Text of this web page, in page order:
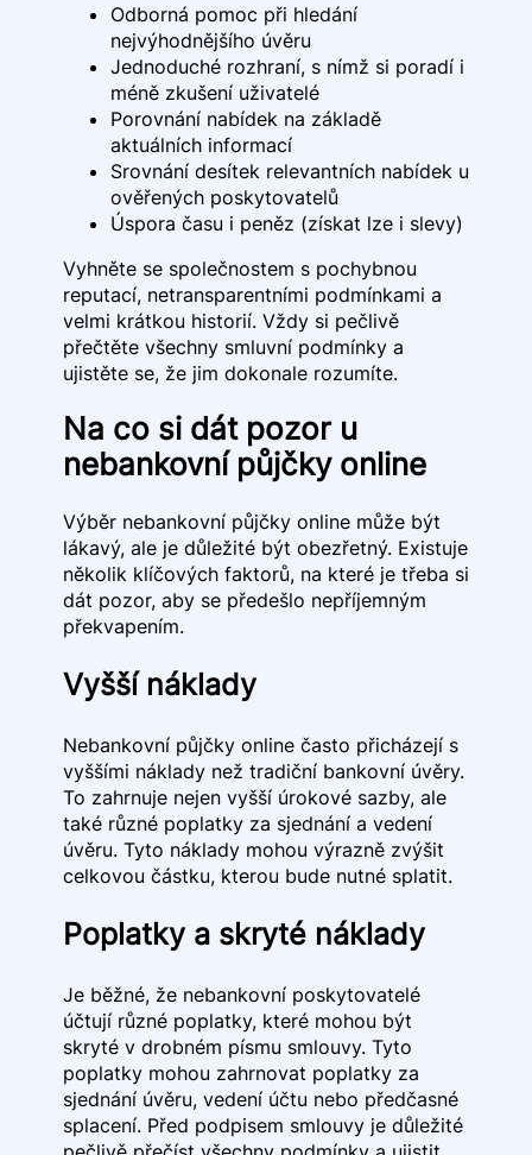
Odborná pomoc při hledání
nejvýhodnějšího úvěru
Jednoduché rozhraní, s nímž si poradí i
méně zkušení uživatelé
Porovnání nabídek na základě
aktuálních informací
Srovnání desítek relevantních nabídek u
ověřených poskytovatelů
Úspora času i peněz (získat lze i slevy)
Vyhněte se společnostem s pochybnou
reputací, netransparentními podmínkami a
velmi krátkou historií. Vždy si pečlivě
přečtěte všechny smluvní podmínky a
ujistěte se, že jim dokonale rozumíte.
Na co si dát pozor u
nebankovní půjčky online
Výběr nebankovní půjčky online může být
lákavý, ale je důležité být obezřetný. Existuje
několik klíčových faktorů, na které je třeba si
dát pozor, aby se předešlo nepříjemným
překvapením.
Vyšší náklady
Nebankovní půjčky online často přicházejí s
vyššími náklady než tradiční bankovní úvěry.
To zahrnuje nejen vyšší úrokové sazby, ale
také různé poplatky za sjednání a vedení
úvěru. Tyto náklady mohou výrazně zvýšit
celkovou částku, kterou bude nutné splatit.
Poplatky a skryté náklady
Je běžné, že nebankovní poskytovatelé
účtují různé poplatky, které mohou být
skryté v drobném písmu smlouvy. Tyto
poplatky mohou zahrnovat poplatky za
sjednání úvěru, vedení účtu nebo předčasné
splacení. Před podpisem smlouvy je důležité